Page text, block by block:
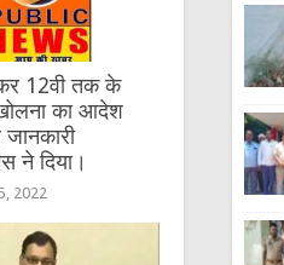
12वी तक के
का आदेश
ने दिया।
2022